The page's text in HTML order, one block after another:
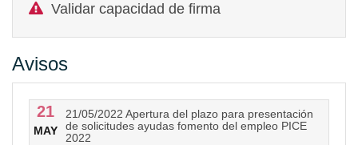
Validar capacidad de firma
Avisos
21
MAY
21/05/2022 Apertura del plazo para presentación
de solicitudes ayudas fomento del empleo PICE
2022